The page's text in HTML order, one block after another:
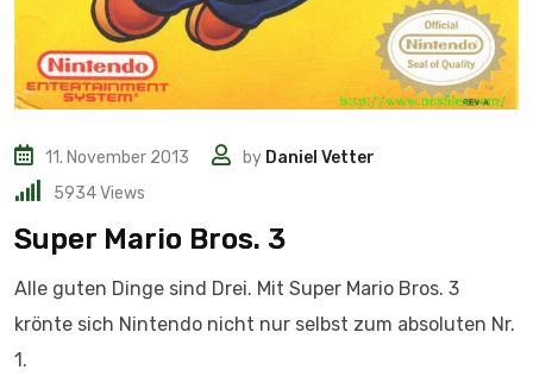
11. November 2013 by Daniel Vetter
5934Views
Super Mario Bros. 3
Alle guten Dinge sind Drei. Mit Super Mario Bros. 3
krönte sich Nintendo nicht nur selbst zum absoluten Nr.
1.